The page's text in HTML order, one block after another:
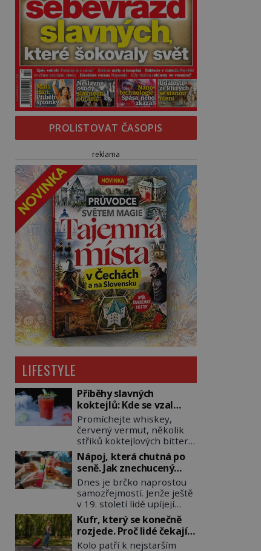
PROLISTOVAT ČASOPIS
reklama
LIFESTYLE
Příběhy slavných
koktejlů: Kde se vzal
Manhattan a Bloody
Mary?
Promíchejte whiskey,
červený vermut, několik
střiků koktejlových bitters
a led, sceďte, ozdobte
koktejlovou třešinkou a
tadá… Manhattan je tu! A
pokud to má být skutečně
on, dejte si pozor, ať místo
klasické americké rye
whiskey či klidně
bourbonu nepoužijete
skotskou whisku. Co se
Nápoj, která chutná po
seně. Jak znechucený
Američan vymyslel brčko
Dnes je brčko naprostou
samozřejmostí. Jenže ještě
v 19. století lidé upíjejí
limonády i koktejly dutými
stébly žita nebo žitné
slámy. Fungují sice dobře,
mají ale jednu
Kufr, který se konečně
rozjede. Proč lidé čekají
na kolečka téměř pět
Kolo patří k nejstarším